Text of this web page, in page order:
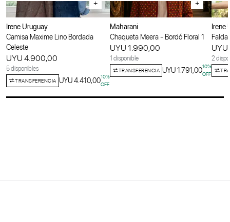
+
Irene Uruguay
Camisa Maxime Lino Bordada
Celeste
UYU 4.900,00
5 disponibles
TRANSFERENCIA UYU 4.410,0010%
OFF
+
Maharani
Chaqueta Meera - Bordó Floral 1
UYU 1.990,00
1 disponible
TRANSFERENCIA UYU 1.791,0010%
OFF
Irene
Falda
2